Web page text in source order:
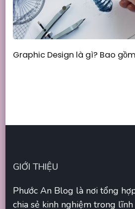
Graphic Design là gì? Bao
GIỚI THIỆU
Phước An Blog là nơi tổng
chia sẻ kinh nghiệm trong